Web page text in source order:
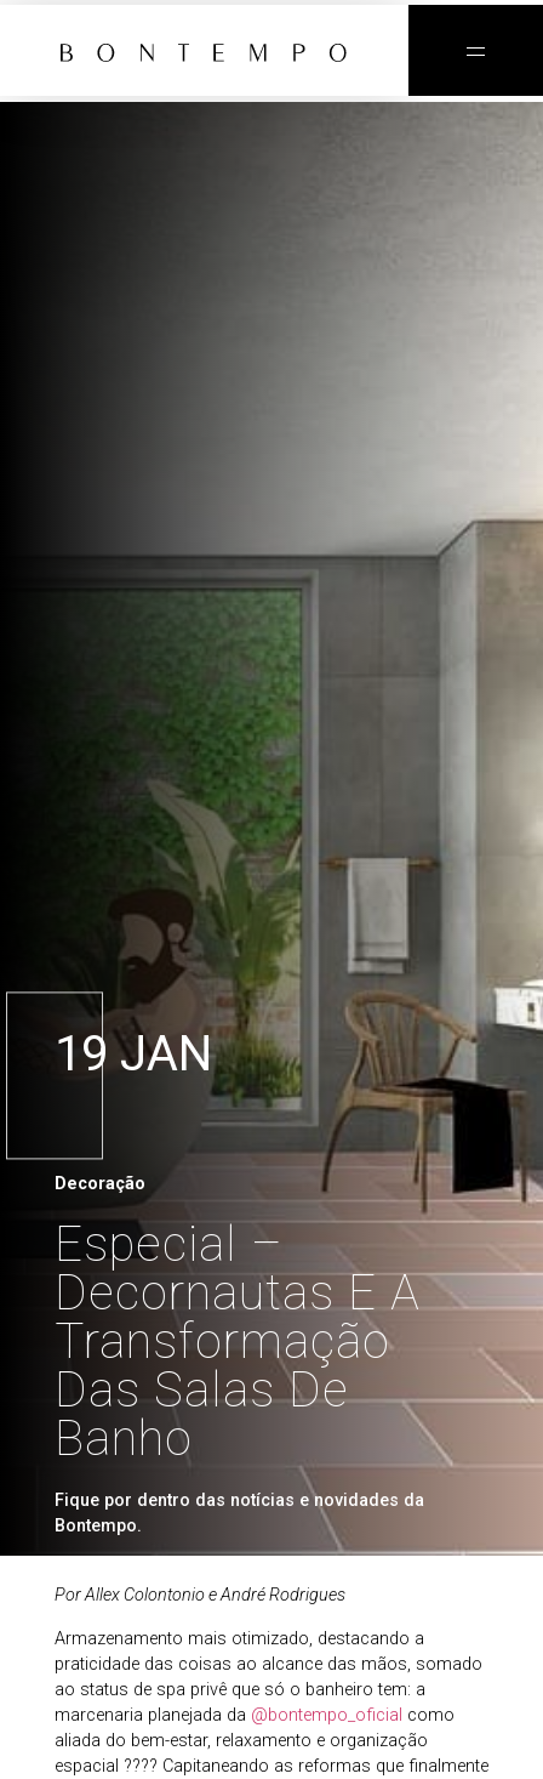
19 JAN
Decoração
Especial –
Decornautas E A
Transformação
Das Salas De
Banho
Fique por dentro das notícias e novidades da
Bontempo.
Por Allex Colontonio e André Rodrigues
Armazenamento mais otimizado, destacando a
praticidade das coisas ao alcance das mãos, somado
ao status de spa privê que só o banheiro tem: a
marcenaria planejada da @bontempo_oficial como
aliada do bem-estar, relaxamento e organização
espacial ???? Capitaneando as reformas que finalmente